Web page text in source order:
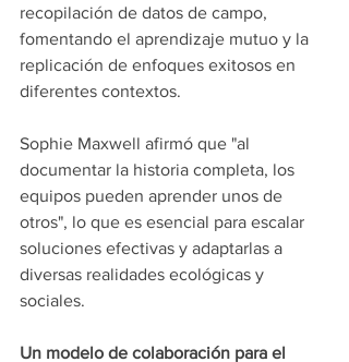
recopilación de datos de campo,
fomentando el aprendizaje mutuo y la
replicación de enfoques exitosos en
diferentes contextos.
Sophie Maxwell afirmó que "al
documentar la historia completa, los
equipos pueden aprender unos de
otros", lo que es esencial para escalar
soluciones efectivas y adaptarlas a
diversas realidades ecológicas y
sociales.
Un modelo de colaboración para el